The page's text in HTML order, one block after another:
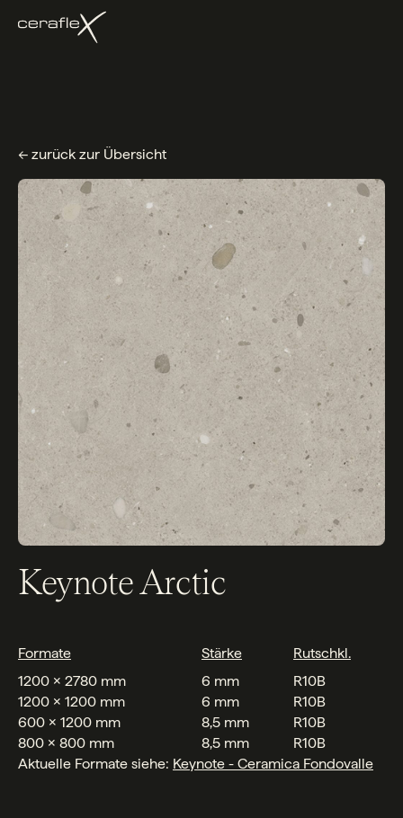
← zurück zur Übersicht
Keynote Arctic
Formate Stärke
Rutschkl.
1200 x 2780 mm
6 mm
R10B
1200 x 1200 mm
6 mm
R10B
600 x 1200 mm
8,5 mm
R10B
800 x 800 mm
8,5 mm
R10B
Aktuelle Formate siehe: Keynote - Ceramica Fondovalle